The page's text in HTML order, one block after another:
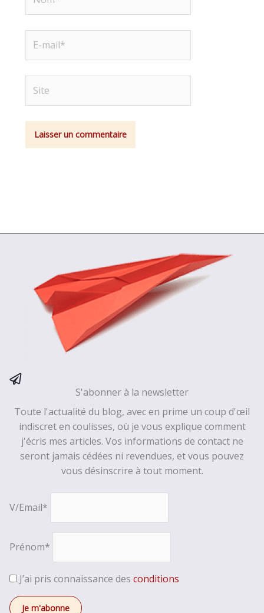
mail*
S'abonner à la newsletter
Toute l'actualité du blog, avec en prime un coup d'œil
indiscret en coulisses, où je vous explique comment
j'écris mes articles. Vos informations de contact ne
seront jamais cédées ni revendues, et vous pouvez
vous désinscrire à tout moment.
V/Email*
Prénom*
J’ai pris connaissance des conditions